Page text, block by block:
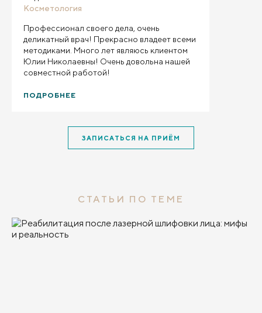
Косметология
Профессионал своего дела, очень
деликатный врач! Прекрасно владеет всеми
методиками. Много лет являюсь клиентом
Юлии Николаевны! Очень довольна нашей
совместной работой!
ПОДРОБНЕЕ
ЗАПИСАТЬСЯ НА ПРИЁМ
СТАТЬИ ПО ТЕМЕ